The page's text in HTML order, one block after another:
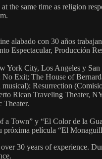
the same time as religion
alabado con 30 años
Espectacular, Producción
York City, Los Angeles y
Exit; The House of
Resurrection
Rican Traveling Theater,
Town” y “El Color de la
próxima película “El
30 years of experience.